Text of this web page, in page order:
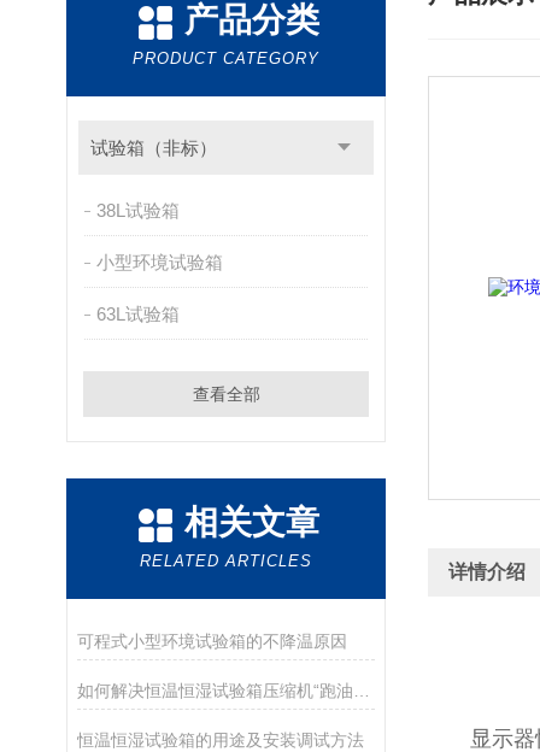
产品分类
PRODUCT CATEGORY
试验箱（非标）
38L试验箱
小型环境试验箱
63L试验箱
查看全部
相关文章
RELATED ARTICLES
可程式小型环境试验箱的不降温原因
恒温恒湿试验箱的用途及安装调试方法
详情介绍
显示器恒